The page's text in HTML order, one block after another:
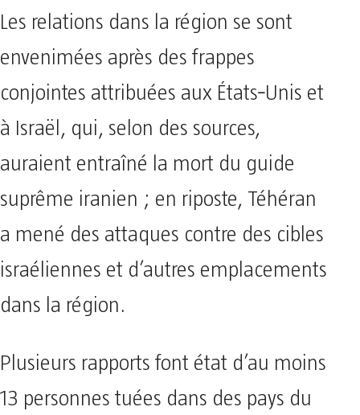
Les relations dans la région se sont
envenimées après des frappes
conjointes attribuées aux États‑Unis et
à Israël, qui, selon des sources,
auraient entraîné la mort du guide
suprême iranien ; en riposte, Téhéran
a mené des attaques contre des cibles
israéliennes et d’autres emplacements
dans la région.
Plusieurs rapports font état d’au moins
13 personnes tuées dans des pays du